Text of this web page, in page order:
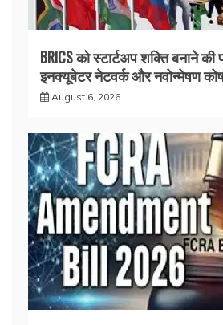
BRICS को स्टार्टअप शक्ति बनाने
इनक्यूबेटर नेटवर्क और नवोन्मेषण कोष
August 6, 2026